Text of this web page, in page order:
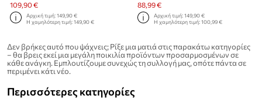
109,90 €
Αρχική τιμή:149,90 €
Η χαμηλότερη τιμή:149,90 €
88,99 €
Αρχική τιμή:149,90 €
Η χαμηλότερη τιμή:100,99 €
Δεν βρήκες αυτό που ψάχνεις; Ρίξε μια ματιά στις παρακάτω κατηγορίες
– θα βρεις εκεί μια μεγάλη ποικιλία προϊόντων προσαρμοσμένων σε
κάθε ανάγκη. Εμπλουτίζουμε συνεχώς τη συλλογή μας, οπότε πάντα σε
περιμένει κάτι νέο.
Περισσότερες κατηγορίες